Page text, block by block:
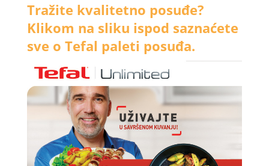
Tražite kvalitetno posuđe?
Klikom na sliku ispod saznaćete
sve o Tefal paleti posuđa.